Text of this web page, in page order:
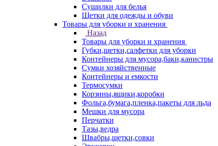
Сушилки для белья
Щетки для одежды и обуви
Товары для уборки и хранения
Назад
Товары для уборки и хранения
Губки,щетки,салфетки для уборки
Контейнеры для мусора,баки,канистры
Сумки хозяйственные
Контейнеры и емкости
Термосумки
Корзины,ящики,коробки
Фольга,бумага,пленка,пакеты для льда
Мешки для мусора
Перчатки
Тазы,ведра
Швабры,щетки,совки